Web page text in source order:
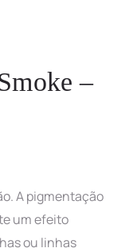
–
A pigmentação
um efeito
ou linhas